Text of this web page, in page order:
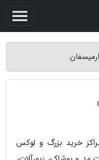
خرید بزرگ و لوکس